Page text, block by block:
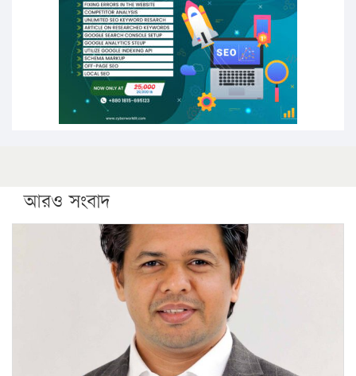
সারা দেশে বজ্রাঘাতে ১৪ জনের প্রাণহানি
কঠোর হচ্ছে এসএসসি ও এইচএসসি পরীক্ষা
ফরিদগঞ্জে আগুনে পুড়লো ৬ ব্যবসা প্রতিষ্ঠান
আরও সংবাদ